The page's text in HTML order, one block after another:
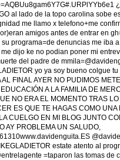
al lado de la topo carolina sobe
me llamo x telefono+me
amigos antes de entrar en
programa=de denuncias me iba
dijo ke no podian poner mi
del padre de
yo ya soy bueno colgue
AL FINAL AYER NO PUDIMOS
A LA FAMILIA DE
NO ERA EL MOMENTO TRAS
ES QUE TE HAGAS COMO
CUELGO EN MI BLOG JUNTO
AY PROBLEMA UN SALUDO,
estate atento al
=taparon las tomas de